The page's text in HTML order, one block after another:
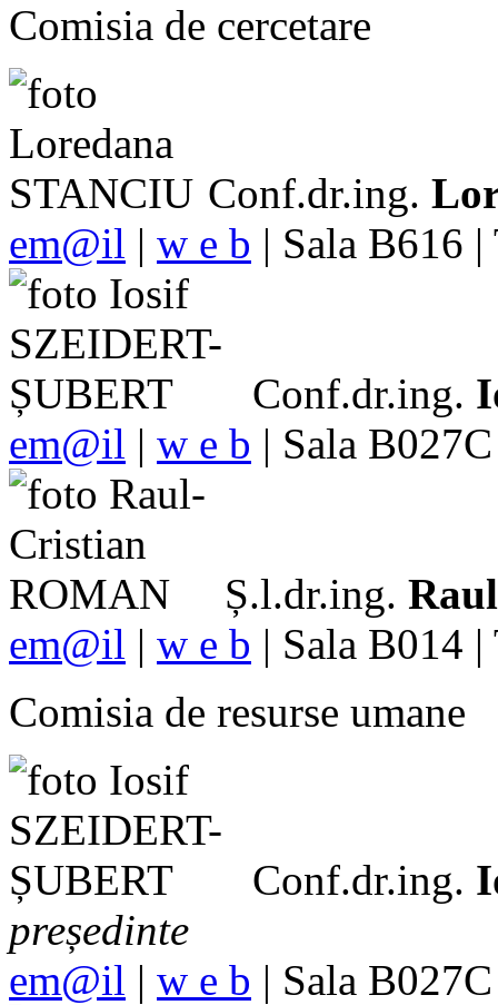
Comisia de cercetare
Conf.dr.ing.
em@il | w e b | Sala B616
Conf.dr.ing.
em@il | w e b | Sala
Ș.l.dr.ing.
em@il | w e b | Sala B014
Comisia de resurse umane
Conf.dr.ing.
președinte
em@il | w e b | Sala